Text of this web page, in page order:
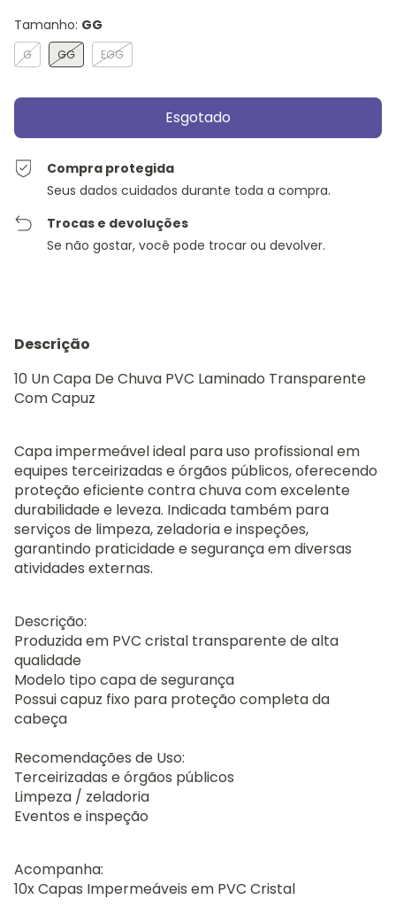
Tamanho: GG
G GG EGG
Compra protegida
Seus dados cuidados durante toda a compra.
Trocas e devoluções
Se não gostar, você pode trocar ou devolver.
Descrição
10 Un Capa De Chuva PVC Laminado Transparente
Com Capuz
Capa impermeável ideal para uso profissional em
equipes terceirizadas e órgãos públicos, oferecendo
proteção eficiente contra chuva com excelente
durabilidade e leveza. Indicada também para
serviços de limpeza, zeladoria e inspeções,
garantindo praticidade e segurança em diversas
atividades externas.
Descrição:
Produzida em PVC cristal transparente de alta
qualidade
Modelo tipo capa de segurança
Possui capuz fixo para proteção completa da
cabeça
Recomendações de Uso:
Terceirizadas e órgãos públicos
Limpeza / zeladoria
Eventos e inspeção
Acompanha:
10x Capas Impermeáveis em PVC Cristal